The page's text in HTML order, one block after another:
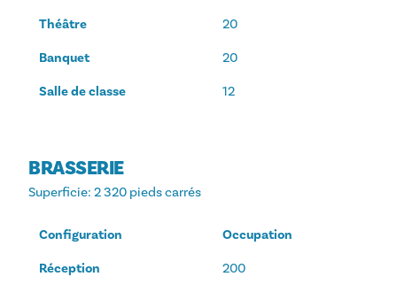
Théâtre 20
Banquet 20
Salle de classe 12
BRASSERIE
Superficie: 2 320 pieds carrés
Configuration Occupation
Réception 200